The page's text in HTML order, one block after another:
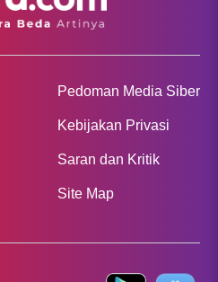
Pedoman Media Siber
Kebijakan Privasi
Saran dan Kritik
Site Map